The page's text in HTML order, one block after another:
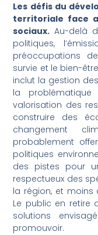
Les défis du
territoriale face
sociaux. Au-delà
politiques,
préoccupations
survie et le bien-
inclut la gestion
la
valorisation des
construire des
changement
probablement
politiques
des pistes pour
respectueux des
la région, et moins
Le public en retire
solutions
promouvoir.